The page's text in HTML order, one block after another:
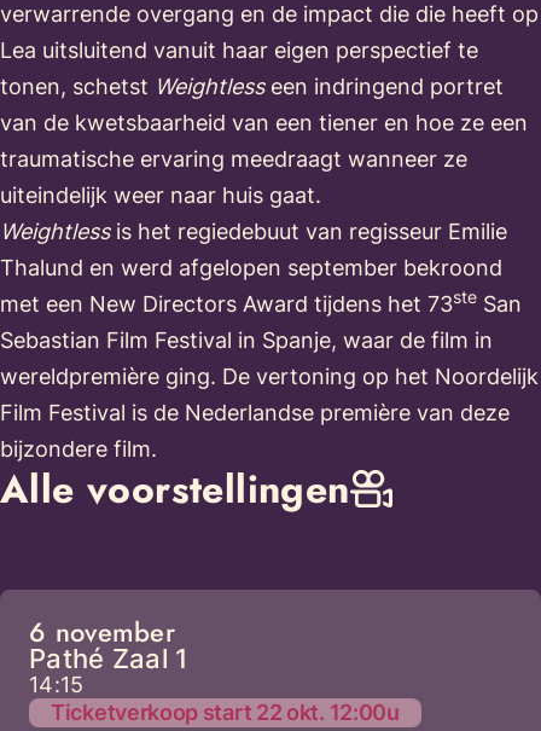
verwarrende overgang en de impact die die heeft op
Lea uitsluitend vanuit haar eigen perspectief te
tonen, schetst Weightlesseen indringend portret
van de kwetsbaarheid van een tiener en hoe ze een
traumatische ervaring meedraagt wanneer ze
uiteindelijk weer naar huis gaat.
Weightless is het regiedebuut van regisseur Emilie
Thalund en werd afgelopen september bekroond
met een New Directors Award tijdens het 73ste San
Sebastian Film Festival in Spanje, waar de film in
wereldpremière ging. De vertoning op het Noordelijk
Film Festival is de Nederlandse première van deze
bijzondere film.
Alle voorstellingen
6 november
Pathé Zaal 1
14:15
Ticketverkoop start 22 okt. 12:00u